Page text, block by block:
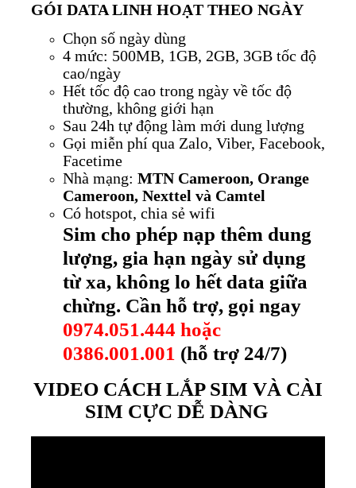
GÓI DATA LINH HOẠT THEO NGÀY
Chọn số ngày dùng
4 mức: 500MB, 1GB, 2GB, 3GB tốc độ
cao/ngày
Hết tốc độ cao trong ngày về tốc độ
thường, không giới hạn
Sau 24h tự động làm mới dung lượng
Gọi miễn phí qua Zalo, Viber, Facebook,
Facetime
Nhà mạng: MTN Cameroon, Orange
Cameroon, Nexttel và Camtel
Có hotspot, chia sẻ wifi
Sim cho phép nạp thêm dung
lượng, gia hạn ngày sử dụng
từ xa, không lo hết data giữa
chừng. Cần hỗ trợ, gọi ngay
0974.051.444 hoặc
0386.001.001 (hỗ trợ 24/7)
VIDEO CÁCH LẮP SIM VÀ CÀI
SIM CỰC DỄ DÀNG